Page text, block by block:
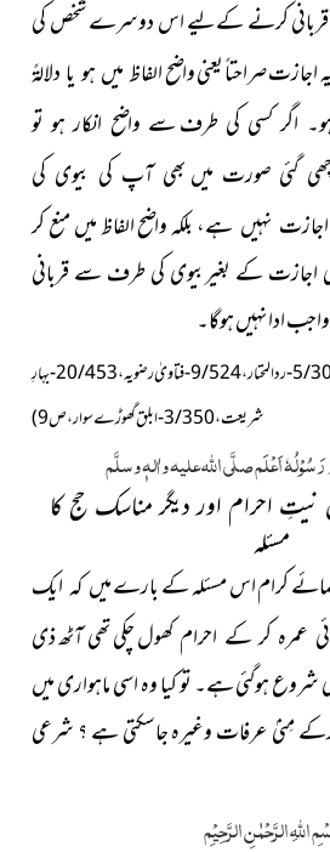
کرنے کےلیے اس دوسرےشخص کی
صراحتاً یعنی واضحالفاظ میں ہو یا دلالۃً
اگر کسی کی طرفسے واضح انکار ہو تو
گئی صورت میں بھی آپ کی بیوی کی
اجازت نہیں ہے، بلکہ واضح الفاظ میں منع کر
کے بغیربیوی کی طرف سے قربانی
ادا نہیں ہوگا۔
(فتاویٰ ہندیہ، 5/302-ردالمحتار، 9/524-فتاویٰ رضویہ،20/453-بہارِ
شریعت، 3/350-ابلق گھوڑے سوار،ص9)
اَعْلَم صلَّی اللہ علیہ واٰلہٖ وسلَّم
نیتِ احرام اور دیگر مناسک حج کا
مسئلہ
کرام اس مسئلہ کے بارےمیں کہ ایک
عمرہ کر کے احرام کھولچکی تھی آٹھ ذی
شروع ہوگئی ہے۔ تو کیا وہ اسی ماہواری میں
مِنیٰ عرفات وغیرہ جاسکتی ہے ؟ شرعی
اللّٰہِ الرَّحْمٰنِ الرَّحِیْمِ